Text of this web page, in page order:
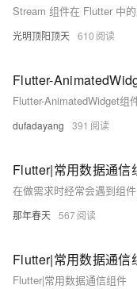
Stream 组件在 Flutter 中的
光明顶阳顶天 610
Flutter-
Flutter-AnimatedWidget组
dufadayang 391
Flutter|常用数据通信
在做需求时经常会遇到组
那年春天 567
Flutter|常用数据通信
Flutter|常用数据通信组件